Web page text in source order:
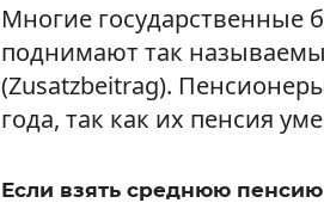
Многие государственные
поднимают так
(Zusatzbeitrag).
года, так как их пенсия
Если взять среднюю пенсию